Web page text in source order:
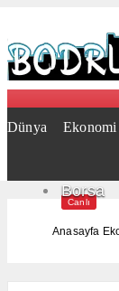
Dünya Ekonomi
Borsa
Canlı
Anasayfa